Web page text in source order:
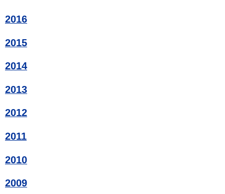
2016
2015
2014
2013
2012
2011
2010
2009